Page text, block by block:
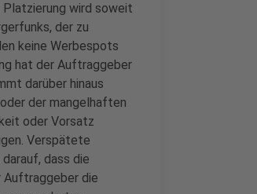
Platzierung wird soweit
der zu
keine Werbespots
hat der Auftraggeber
darüber hinaus
der mangelhaften
oder Vorsatz
Verspätete
dass die
Auftraggeber die